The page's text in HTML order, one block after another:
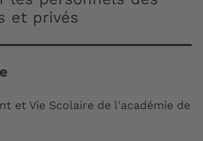
et privés
et Vie Scolaire de l'académie de